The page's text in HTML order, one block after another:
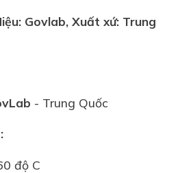
Govlab, Xuất xứ: Trung
- Trung Quốc
độ C